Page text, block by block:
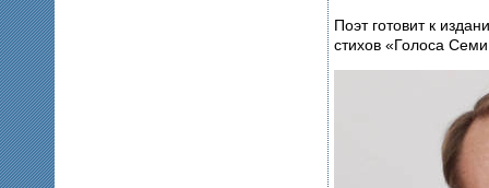
Поэт готовит к
стихов «Голоса